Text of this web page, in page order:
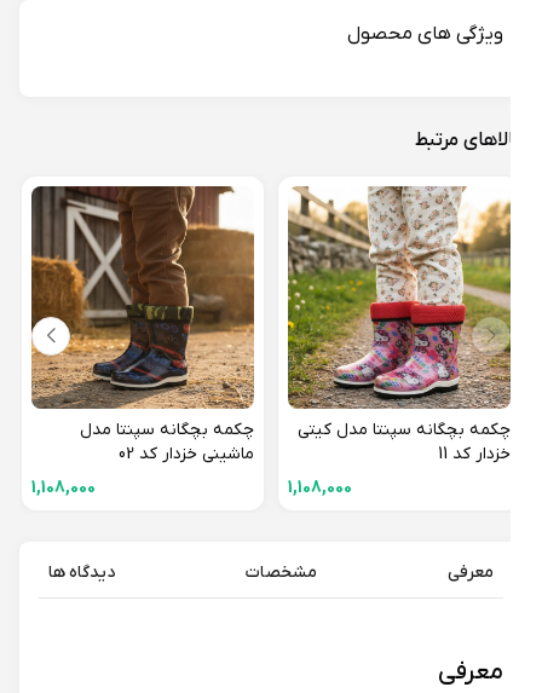
ویژگی های محصول
مرتبط
چکمه بچگانه سپنتا مدل کیتی
خزدار کد 11
1,108,000
چکمه بچگانه سپنتا مدل
ماشینی خزدار کد 02
1,108,000
معرفی مشخصات دیدگاه ها
معرفی